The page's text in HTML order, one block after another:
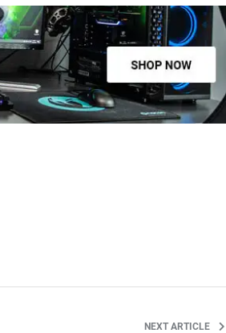
NEXT ARTICLE